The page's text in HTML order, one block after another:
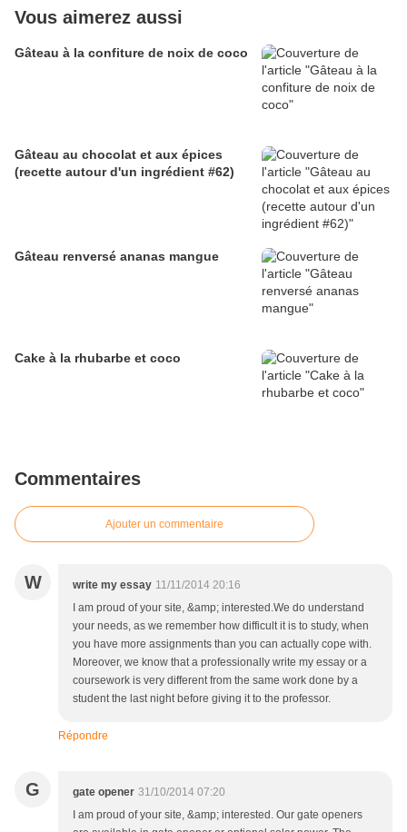
Vous aimerez aussi
Gâteau à la confiture de noix de coco
Gâteau au chocolat et aux épices
(recette autour d'un ingrédient #62)
Gâteau renversé ananas mangue
Cake à la rhubarbe et coco
Commentaires
Ajouter un commentaire
W write my essay 11/11/2014 20:16
I am proud of your site, &amp; interested.We do understand
your needs, as we remember how difficult it is to study, when
you have more assignments than you can actually cope with.
Moreover, we know that a professionally write my essay or a
coursework is very different from the same work done by a
student the last night before giving it to the professor.
Répondre
G gate opener 31/10/2014 07:20
I am proud of your site, &amp; interested. Our gate openers